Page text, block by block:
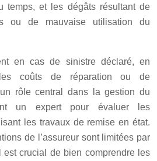
temps, et les dégâts résultant de
ou de mauvaise utilisation du
en cas de sinistre déclaré, en
coûts de réparation ou de
rôle central dans la gestion du
un expert pour évaluer les
les travaux de remise en état.
de l’assureur sont limitées par
est crucial de bien comprendre les